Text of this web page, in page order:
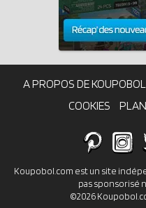
A PROPOS DE KOUPOBOL
COOKIES
Koupobol.com est un site
pas sponsorisé
©2026